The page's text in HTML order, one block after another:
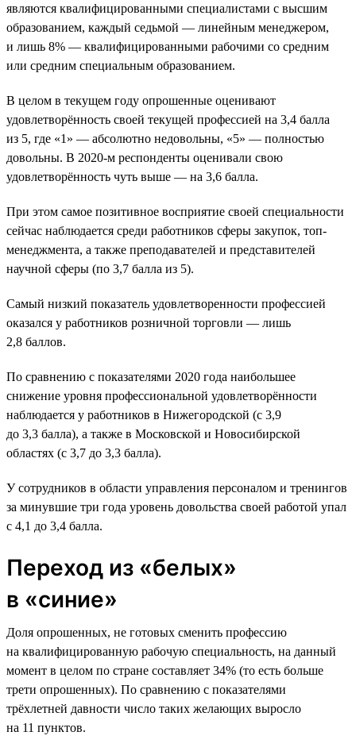
являются квалифицированными специалистами с высшим
образованием, каждый седьмой — линейным менеджером,
и лишь 8% — квалифицированными рабочими со средним
или средним специальным образованием.
В целом в текущем году опрошенные оценивают
удовлетворённость своей текущей профессией на 3,4 балла
из 5, где «1» — абсолютно недовольны, «5» — полностью
довольны. В 2020-м респонденты оценивали свою
удовлетворённость чуть выше — на 3,6 балла.
При этом самое позитивное восприятие своей специальности
сейчас наблюдается среди работников сферы закупок, топ-
менеджмента, а также преподавателей и представителей
научной сферы (по 3,7 балла из 5).
Самый низкий показатель удовлетворенности профессией
оказался у работников розничной торговли — лишь
2,8 баллов.
По сравнению с показателями 2020 года наибольшее
снижение уровня профессиональной удовлетворённости
наблюдается у работников в Нижегородской (с 3,9
до 3,3 балла), а также в Московской и Новосибирской
областях (с 3,7 до 3,3 балла).
У сотрудников в области управления персоналом и тренингов
за минувшие три года уровень довольства своей работой упал
с 4,1 до 3,4 балла.
Переход из «белых»
в «синие»
Доля опрошенных, не готовых сменить профессию
на квалифицированную рабочую специальность, на данный
момент в целом по стране составляет 34% (то есть больше
трети опрошенных). По сравнению с показателями
трёхлетней давности число таких желающих выросло
на 11 пунктов.